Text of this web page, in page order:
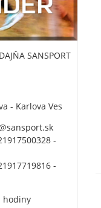
SANSPORT
- Karlova Ves
-
-
hodiny